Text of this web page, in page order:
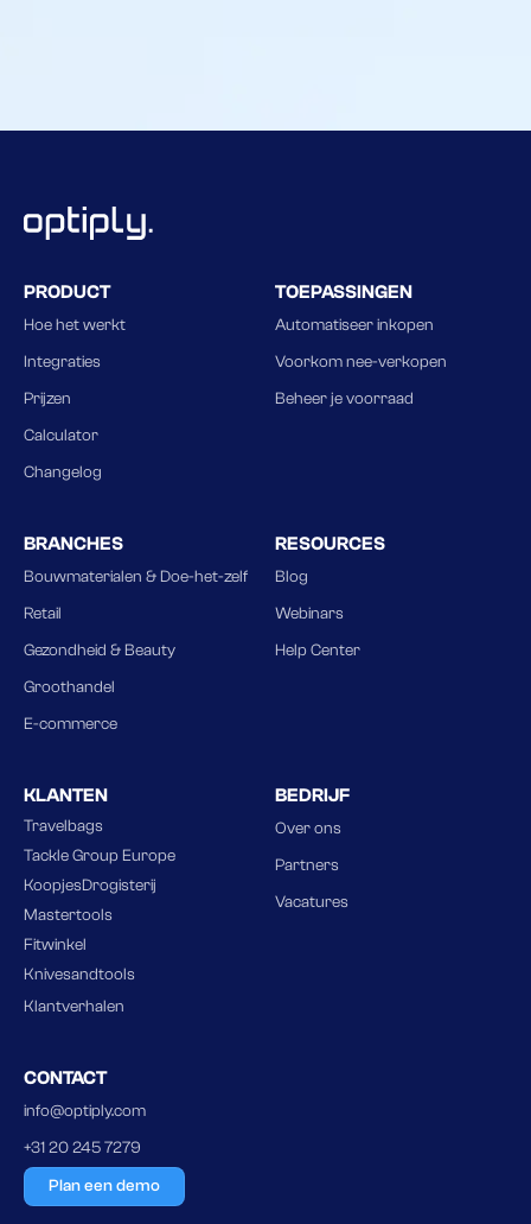
PRODUCT
Hoe het werkt
Integraties
Prijzen
Calculator
Changelog
TOEPASSINGEN
Automatiseer inkopen
Voorkom nee-verkopen
Beheer je voorraad
BRANCHES
Bouwmaterialen & Doe-het-zelf
Retail
Gezondheid & Beauty
Groothandel
E-commerce
RESOURCES
Blog
Webinars
Help Center
KLANTEN
Travelbags
Tackle Group Europe
KoopjesDrogisterij
Mastertools
Fitwinkel
Knivesandtools
Klantverhalen
BEDRIJF
Over ons
Partners
Vacatures
CONTACT
info@optiply.com
+31 20 245 7279
Plan een demo